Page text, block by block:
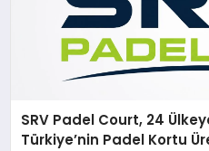
SRV Padel Court, 24
Türkiye’nin Padel Kortu